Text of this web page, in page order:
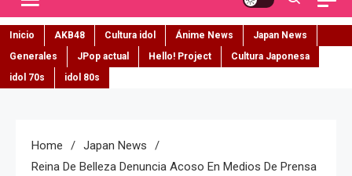
Inicio AKB48 Cultura idol Ánime News
Japan News
Generales
JPop actual Hello! Project
Cultura Japonesa
idol 70s
idol 80s
Home
Japan News
Reina De Belleza Denuncia Acoso En Medios De Prensa